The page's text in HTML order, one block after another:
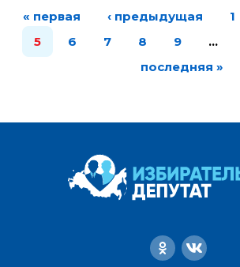
« первая ‹ предыдущая 1
5
6 7 8 9 …
последняя »